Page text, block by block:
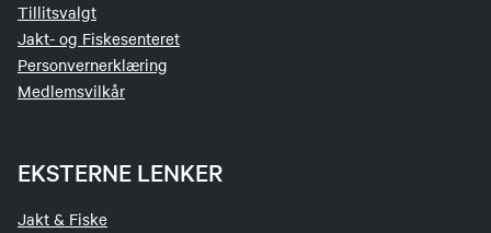
Tillitsvalgt
Jakt- og Fiskesenteret
Personvernerklæring
Medlemsvilkår
EKSTERNE LENKER
Jakt & Fiske